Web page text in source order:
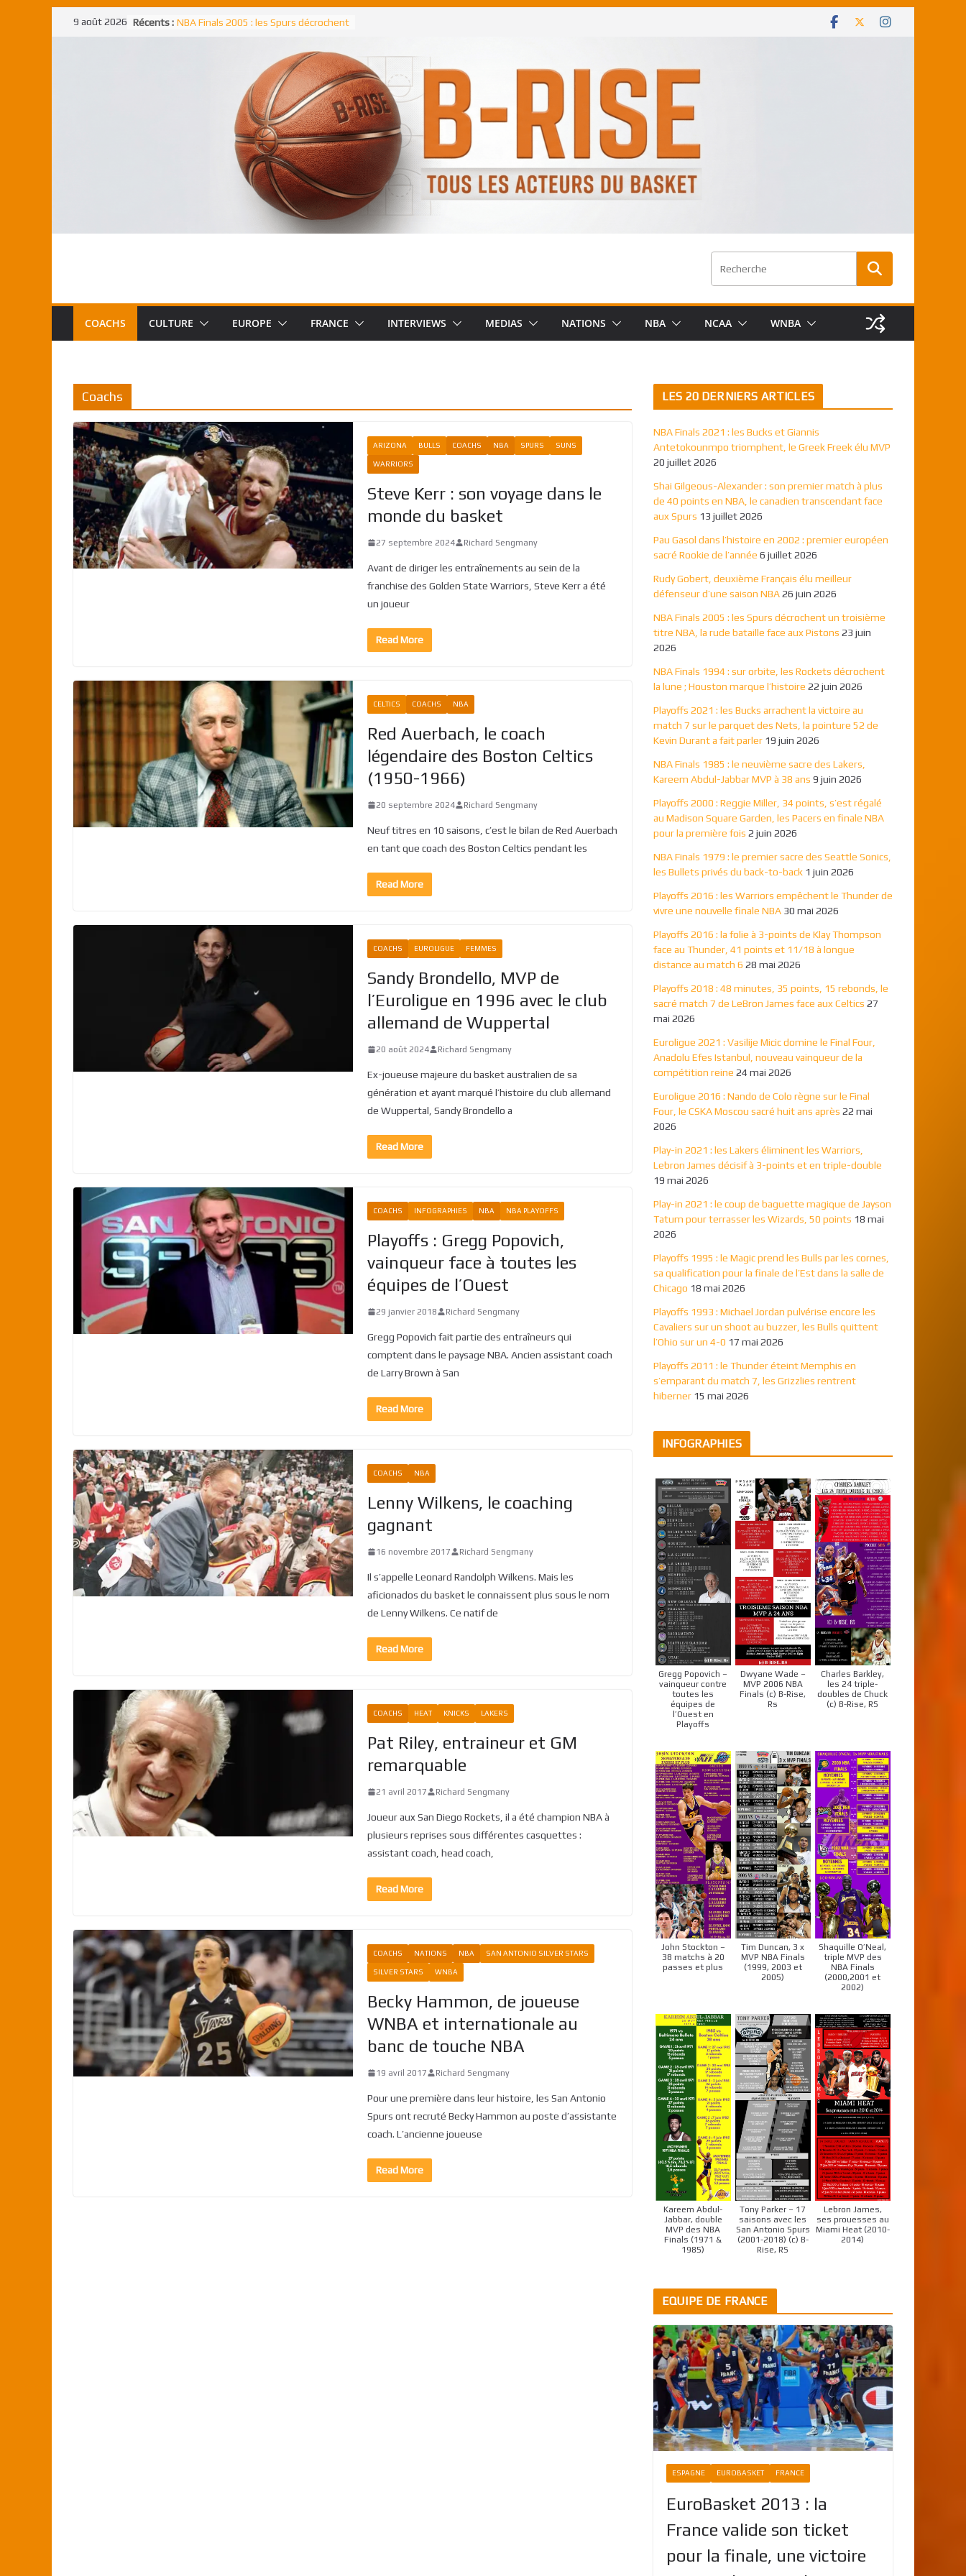
Passer9 août 2026 Récents : NBA Finals 2005 : les Spurs décrochent
NBA Finals 2021 : les Bucks et Giannis
Antetokounmpo triomphent, le Greek
Shai Gilgeous-Alexander : son premier
match à plus de 40 points en NBA, le
canadien transcendant face aux Spurs
Pau Gasol dans l’histoire en 2002 :
premier européen sacré Rookie de
Rudy Gobert, deuxième Français élu
meilleur défenseur d’une saison NBA
COACHS CULTURE EUROPE FRANCE INTERVIEWS MEDIAS NATIONS NBA NCAA WNBA
Coachs
ARIZONA BULLS COACHS NBA SPURS SUNS
WARRIORS
Steve Kerr : son voyage dans le
monde du basket
27 septembre 2024 Richard Sengmany
Avant de diriger les entraînements au sein de la
franchise des Golden State Warriors, Steve Kerr a été
un joueur
Read More
CELTICS COACHS NBA
Red Auerbach, le coach
légendaire des Boston Celtics
(1950-1966)
20 septembre 2024 Richard Sengmany
Neuf titres en 10 saisons, c’est le bilan de Red Auerbach
en tant que coach des Boston Celtics pendant les
Read More
COACHS EUROLIGUE FEMMES
Sandy Brondello, MVP de
l’Euroligue en 1996 avec le club
allemand de Wuppertal
20 août 2024 Richard Sengmany
Ex-joueuse majeure du basket australien de sa
génération et ayant marqué l’histoire du club allemand
de Wuppertal, Sandy Brondello a
Read More
COACHS INFOGRAPHIES NBA NBA PLAYOFFS
Playoffs : Gregg Popovich,
vainqueur face à toutes les
équipes de l’Ouest
29 janvier 2018 Richard Sengmany
Gregg Popovich fait partie des entraîneurs qui
comptent dans le paysage NBA. Ancien assistant coach
de Larry Brown à San
Read More
COACHS NBA
Lenny Wilkens, le coaching
gagnant
16 novembre 2017 Richard Sengmany
Il s’appelle Leonard Randolph Wilkens. Mais les
aficionados du basket le connaissent plus sous le nom
de Lenny Wilkens. Ce natif de
Read More
COACHS HEAT KNICKS LAKERS
Pat Riley, entraineur et GM
remarquable
21 avril 2017 Richard Sengmany
Joueur aux San Diego Rockets, il a été champion NBA à
plusieurs reprises sous différentes casquettes :
assistant coach, head coach,
Read More
COACHS NATIONS NBA SAN ANTONIO SILVER STARS
SILVER STARS WNBA
Becky Hammon, de joueuse
WNBA et internationale au
banc de touche NBA
19 avril 2017 Richard Sengmany
Pour une première dans leur histoire, les San Antonio
Spurs ont recruté Becky Hammon au poste d’assistante
coach. L’ancienne joueuse
Read More
LES 20 DERNIERS ARTICLES
NBA Finals 2021 : les Bucks et Giannis
Antetokounmpo triomphent, le Greek Freek élu MVP
20 juillet 2026
Shai Gilgeous-Alexander : son premier match à plus
de 40 points en NBA, le canadien transcendant face
aux Spurs 13 juillet 2026
Pau Gasol dans l’histoire en 2002 : premier européen
sacré Rookie de l’année 6 juillet 2026
Rudy Gobert, deuxième Français élu meilleur
défenseur d’une saison NBA26 juin 2026
NBA Finals 2005 : les Spurs décrochent un troisième
titre NBA, la rude bataille face aux Pistons 23 juin
2026
NBA Finals 1994 : sur orbite, les Rockets décrochent
la lune ; Houston marque l’histoire 22 juin 2026
Playoffs 2021 : les Bucks arrachent la victoire au
match 7 sur le parquet des Nets, la pointure 52 de
Kevin Durant a fait parler 19 juin 2026
NBA Finals 1985 : le neuvième sacre des Lakers,
Kareem Abdul-Jabbar MVP à 38 ans 9 juin 2026
Playoffs 2000 : Reggie Miller, 34 points, s’est régalé
au Madison Square Garden, les Pacers en finale NBA
pour la première fois 2 juin 2026
NBA Finals 1979 : le premier sacre des Seattle Sonics,
les Bullets privés du back-to-back 1 juin 2026
Playoffs 2016 : les Warriors empêchent le Thunder de
vivre une nouvelle finale NBA 30 mai 2026
Playoffs 2016 : la folie à 3-points de Klay Thompson
face au Thunder, 41 points et 11/18 à longue
distance au match 6 28 mai 2026
Playoffs 2018 : 48 minutes, 35 points, 15 rebonds, le
sacré match 7 de LeBron James face aux Celtics 27
mai 2026
Euroligue 2021 : Vasilije Micic domine le Final Four,
Anadolu Efes Istanbul, nouveau vainqueur de la
compétition reine 24 mai 2026
Euroligue 2016 : Nando de Colo règne sur le Final
Four, le CSKA Moscou sacré huit ans après 22 mai
2026
Play-in 2021 : les Lakers éliminent les Warriors,
Lebron James décisif à 3-points et en triple-double
19 mai 2026
Play-in 2021 : le coup de baguette magique de Jayson
Tatum pour terrasser les Wizards, 50 points 18 mai
2026
Playoffs 1995 : le Magic prend les Bulls par les cornes,
sa qualification pour la finale de l’Est dans la salle de
Chicago 18 mai 2026
Playoffs 1993 : Michael Jordan pulvérise encore les
Cavaliers sur un shoot au buzzer, les Bulls quittent
l’Ohio sur un 4-0 17 mai 2026
Playoffs 2011 : le Thunder éteint Memphis en
s’emparant du match 7, les Grizzlies rentrent
hiberner 15 mai 2026
INFOGRAPHIES
Gregg Popovich –
vainqueur contre
toutes les
équipes de
l’Ouest en
Playoffs
Dwyane Wade –
MVP 2006 NBA
Finals (c) B-Rise,
Rs
Charles Barkley,
les 24 triple-
doubles de Chuck
(c) B-Rise, RS
John Stockton –
38 matchs à 20
passes et plus
Tim Duncan, 3 x
MVP NBA Finals
(1999, 2003 et
2005)
Shaquille O’Neal,
triple MVP des
NBA Finals
(2000,2001 et
2002)
Kareem Abdul-
Jabbar, double
MVP des NBA
Finals (1971 &
1985)
Tony Parker – 17
saisons avec les
San Antonio Spurs
(2001-2018) (c) B-
Rise, RS
Lebron James,
ses prouesses au
Miami Heat (2010-
2014)
EQUIPE DE FRANCE
ESPAGNE EUROBASKET FRANCE
EuroBasket 2013 : la
France valide son ticket
pour la finale, une victoire